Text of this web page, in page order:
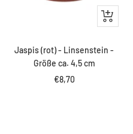
IN
DEN
Jaspis (rot) - Linsenstein -
Größe ca. 4,5 cm
Angebotspreis
€8,70